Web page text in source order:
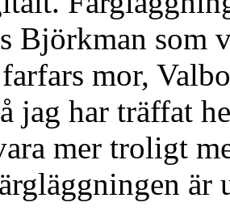
Björkman som
mor,
jag har träffat
mer troligt
är